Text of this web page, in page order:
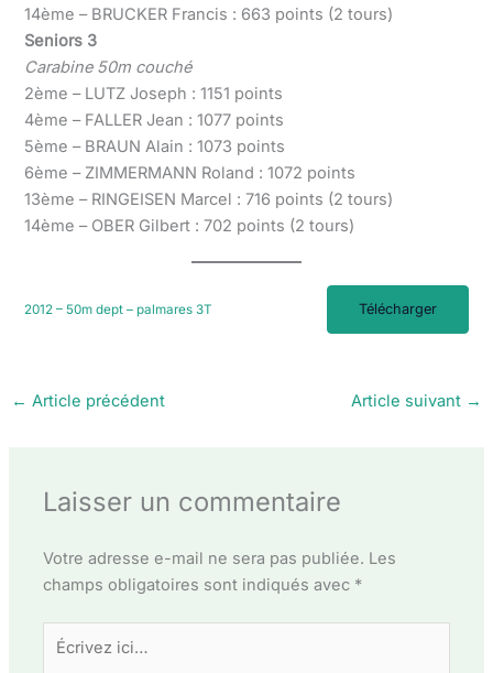
14ème – BRUCKER Francis : 663 points (2 tours)
Seniors 3
Carabine 50m couché
2ème – LUTZ Joseph : 1151 points
4ème – FALLER Jean : 1077 points
5ème – BRAUN Alain : 1073 points
6ème – ZIMMERMANN Roland : 1072 points
13ème – RINGEISEN Marcel : 716 points (2 tours)
14ème – OBER Gilbert : 702 points (2 tours)
2012 – 50m dept – palmares 3T Télécharger
← Article précédent Article suivant →
Laisser un commentaire
Votre adresse e-mail ne sera pas publiée. Les
champs obligatoires sont indiqués avec *
Écrivez